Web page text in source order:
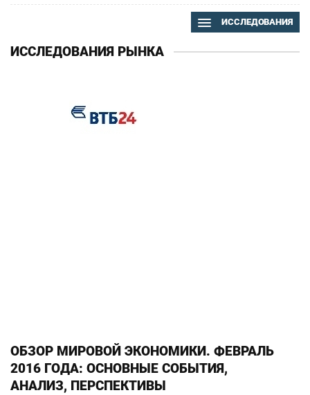
ИССЛЕДОВАНИЯ
ИССЛЕДОВАНИЯ РЫНКА
ОБЗОР МИРОВОЙ ЭКОНОМИКИ. ФЕВРАЛЬ
2016 ГОДА: ОСНОВНЫЕ СОБЫТИЯ,
АНАЛИЗ, ПЕРСПЕКТИВЫ